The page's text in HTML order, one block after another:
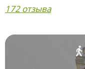
172 отзыва